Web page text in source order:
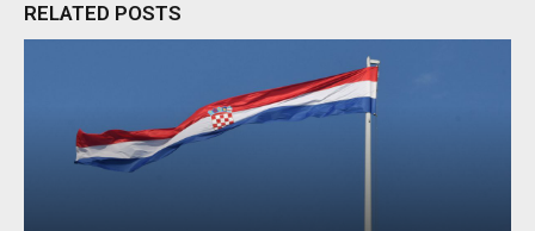
RELATED POSTS